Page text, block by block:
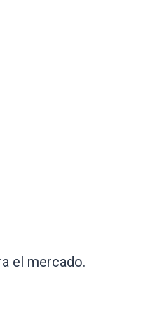
el mercado.